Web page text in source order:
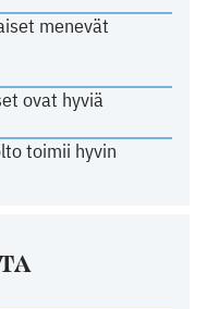
menevät
ovat hyviä
toimii hyvin